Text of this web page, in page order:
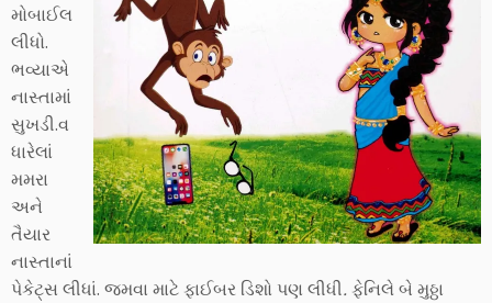
મોબાઈલ
લીધો.
ભવ્યાએ
નાસ્તામાં
સુખડી.વ
ધારેલાં
મમરા
અને
તૈયાર
નાસ્તાનાં
પેકેટ્સ લીધાં. જમવા માટે ફાઈબર ડિશો પણ લીધી. ફેનિલે બે મુઠ્ઠા